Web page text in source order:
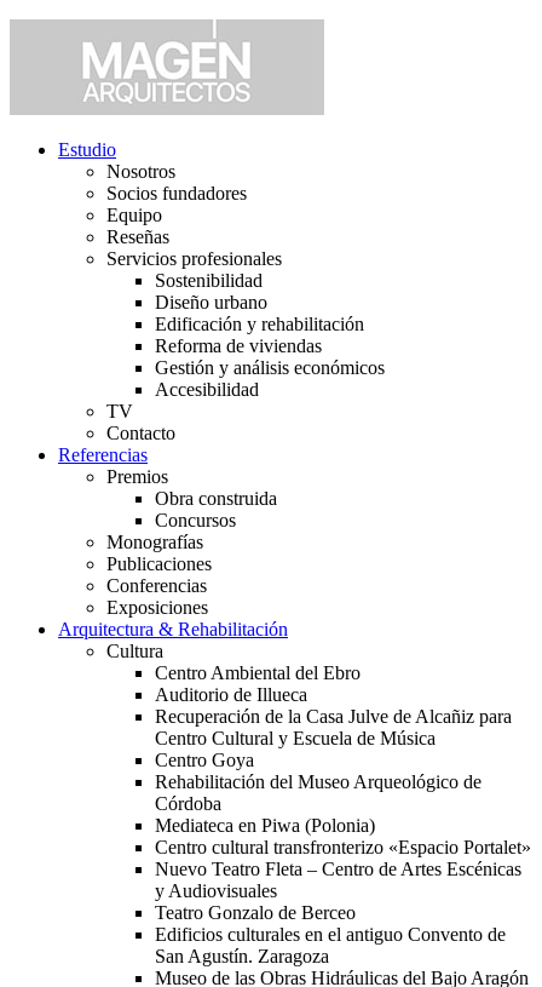
Estudio
Nosotros
Socios fundadores
Equipo
Reseñas
Servicios profesionales
Sostenibilidad
Diseño urbano
Edificación y rehabilitación
Reforma de viviendas
Gestión y análisis económicos
Accesibilidad
TV
Contacto
Referencias
Premios
Obra construida
Concursos
Monografías
Publicaciones
Conferencias
Exposiciones
Arquitectura & Rehabilitación
Cultura
Centro Ambiental del Ebro
Auditorio de Illueca
Recuperación de la Casa Julve de Alcañiz para
Centro Cultural y Escuela de Música
Centro Goya
Rehabilitación del Museo Arqueológico de
Córdoba
Mediateca en Piwa (Polonia)
Centro cultural transfronterizo «Espacio Portalet»
Nuevo Teatro Fleta – Centro de Artes Escénicas
y Audiovisuales
Teatro Gonzalo de Berceo
Edificios culturales en el antiguo Convento de
San Agustín. Zaragoza
Museo de las Obras Hidráulicas del Bajo Aragón